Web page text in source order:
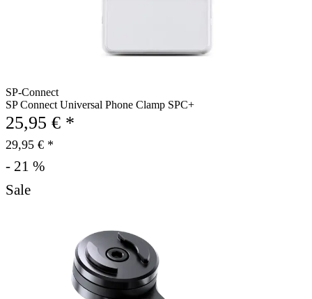
SP-Connect
SP Connect Universal Phone Clamp SPC+
25,95 € *
29,95 € *
- 21 %
Sale